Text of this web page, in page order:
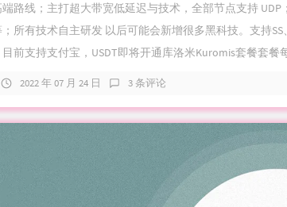
路线；主打超大带宽低延迟与技术，全部节点支持
所有技术自主研发 以后可能会新增很多黑科技。支持
前支持支付宝，USDT即将开通库洛米Kuromis套餐套餐
2022 年 07 月 24 日 3 条评论